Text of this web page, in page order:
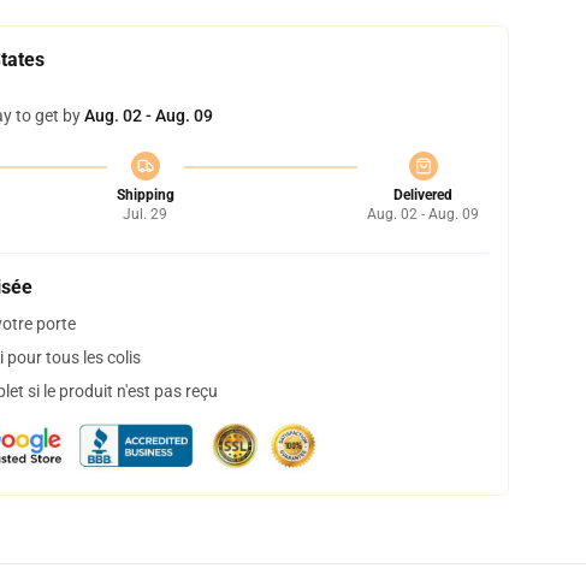
to get byAug. 02 - Aug. 09
Shipping
Jul. 29
Delivered
Aug. 02 - Aug. 09
porte
pour tous les colis
si le produit n'est pas reçu